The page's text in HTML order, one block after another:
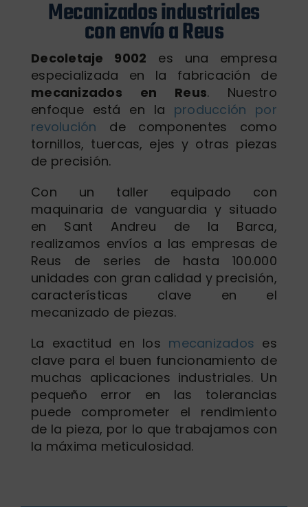
Nosotros
Contacto
Mecanizados industriales
con envío a Reus
Decoletaje 9002 es una empresa
especializada en la fabricación de
mecanizados en Reus. Nuestro
enfoque está en la producción por
revolución de componentes como
tornillos, tuercas, ejes y otras piezas
de precisión.
Con un taller equipado con
maquinaria de vanguardia y situado
en Sant Andreu de la Barca,
realizamos envíos a las empresas de
Reus de series de hasta 100.000
unidades con gran calidad y precisión,
características clave en el
mecanizado de piezas.
La exactitud en los mecanizados es
clave para el buen funcionamiento de
muchas aplicaciones industriales. Un
pequeño error en las tolerancias
puede comprometer el rendimiento
de la pieza, por lo que trabajamos con
la máxima meticulosidad.